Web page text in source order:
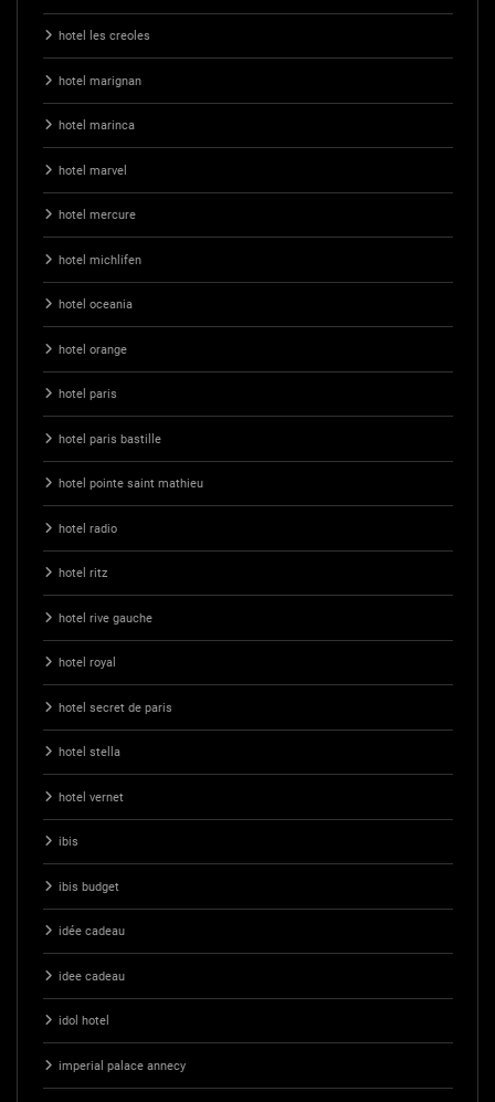
hotel les creoles
hotel marignan
hotel marinca
hotel marvel
hotel mercure
hotel michlifen
hotel oceania
hotel orange
hotel paris
hotel paris bastille
hotel pointe saint mathieu
hotel radio
hotel ritz
hotel rive gauche
hotel royal
hotel secret de paris
hotel stella
hotel vernet
ibis
ibis budget
idée cadeau
idee cadeau
idol hotel
imperial palace annecy